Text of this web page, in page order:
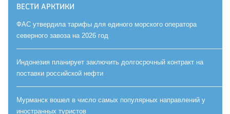
ВЕСТИ АРКТИКИ
ФАС утвердила тарифы для единого морского оператора
северного завоза на 2026 год
Индонезия планирует заключить долгосрочный контракт на
поставки российской нефти
Мурманск вошел в число самых популярных направлений у
иностранных туристов